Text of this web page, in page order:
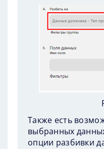
Также есть
выбранных
опции разбивки